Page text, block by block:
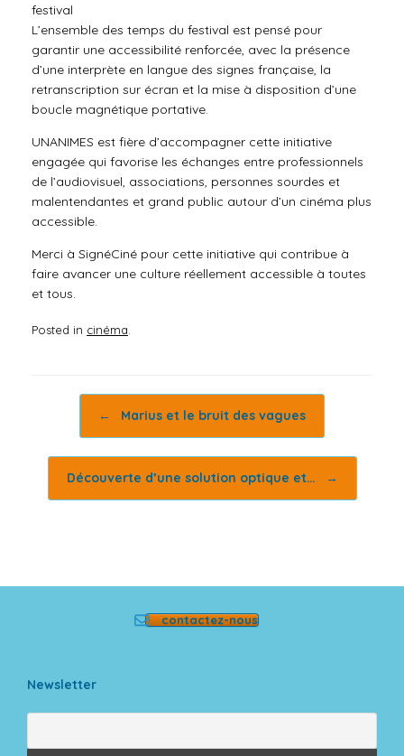
festival
L’ensemble des temps du festival est pensé pour
garantir une accessibilité renforcée, avec la présence
d’une interprète en langue des signes française, la
retranscription sur écran et la mise à disposition d’une
boucle magnétique portative.
UNANIMES est fière d’accompagner cette initiative
engagée qui favorise les échanges entre professionnels
de l’audiovisuel, associations, personnes sourdes et
malentendantes et grand public autour d’un cinéma plus
accessible.
Merci à SignéCiné pour cette initiative qui contribue à
faire avancer une culture réellement accessible à toutes
et tous.
Posted in cinéma
← Marius et le bruit des vagues
Découverte d’une solution optique et… →
contactez-nous
Newsletter